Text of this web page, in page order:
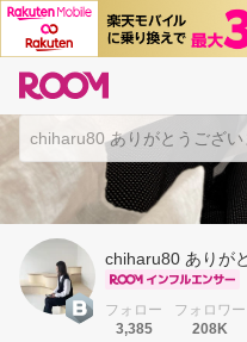
chiharu80 ありが
フォロー
3,385
フォロワー
208K